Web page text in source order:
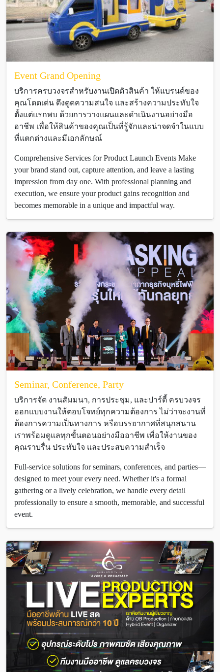
Event Grand Opening
บริการครบวงจรสำหรับงานเปิดตัวสินค้า ให้แบรนด์ของ
คุณโดดเด่น ดึงดูดความสนใจ และสร้างความประทับใจ
ตั้งแต่แรกพบ ด้วยการวางแผนและดำเนินงานอย่างมือ
อาชีพ เพื่อให้สินค้าของคุณเป็นที่รู้จักและน่าจดจำในแบบ
ที่แตกต่างและมีเอกลักษณ์
Comprehensive Services for Product Launch Events Make
your brand stand out, capture attention, and leave a lasting
impression from day one. With professional planning and
execution, we ensure your product gains recognition and
becomes memorable in a unique and impactful way.
Seminar, Conference, Party
บริการจัด งานสัมมนา, การประชุม, และปาร์ตี้ ครบวงจร
ออกแบบงานให้ตอบโจทย์ทุกความต้องการ ไม่ว่าจะงานที่
ต้องการความเป็นทางการ หรือบรรยากาศที่สนุกสนาน
เราพร้อมดูแลทุกขั้นตอนอย่างมืออาชีพ เพื่อให้งานของ
คุณราบรื่น ประทับใจ และประสบความสำเร็จ
Full-service solutions for seminars, conferences, and parties—
designed to meet your every need. Whether it's a formal
gathering or a lively celebration, we handle every detail
professionally to ensure a smooth, memorable, and successful
event.